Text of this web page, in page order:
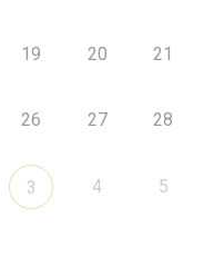
19 20 21
26 27 28
3 4 5